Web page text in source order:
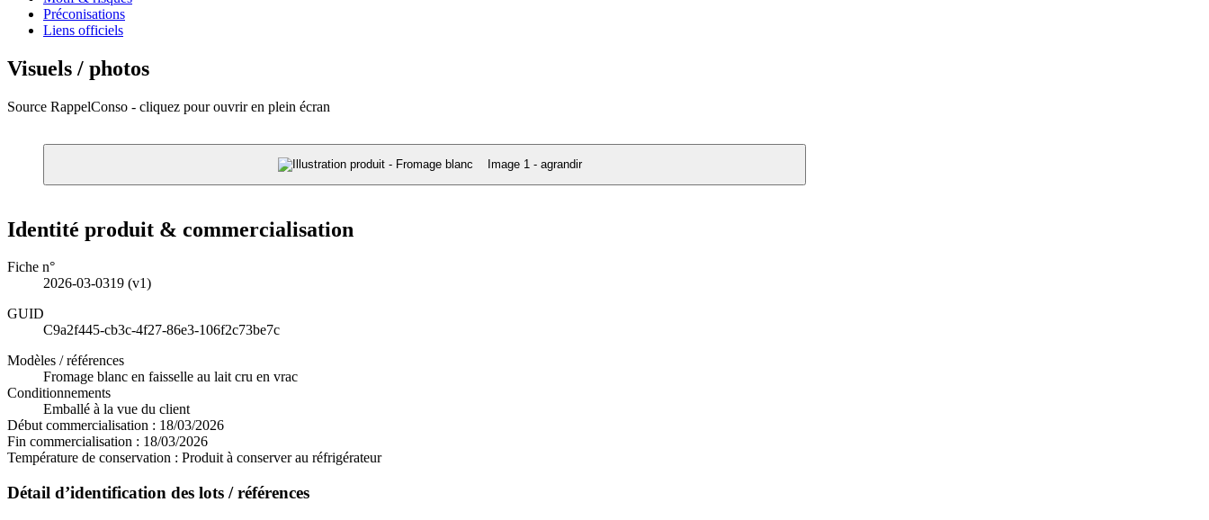
Préconisations
Liens officiels
Visuels / photos
Source RappelConso - cliquez pour ouvrir en plein écran
Image 1 - agrandir
Identité produit & commercialisation
Fiche n°
2026-03-0319 (v1)
GUID
C9a2f445-cb3c-4f27-86e3-106f2c73be7c
Modèles / références
Fromage blanc en faisselle au lait cru en vrac
Conditionnements
Emballé à la vue du client
Début commercialisation : 18/03/2026
Fin commercialisation : 18/03/2026
Température de conservation : Produit à conserver au réfrigérateur
Détail d’identification des lots / références